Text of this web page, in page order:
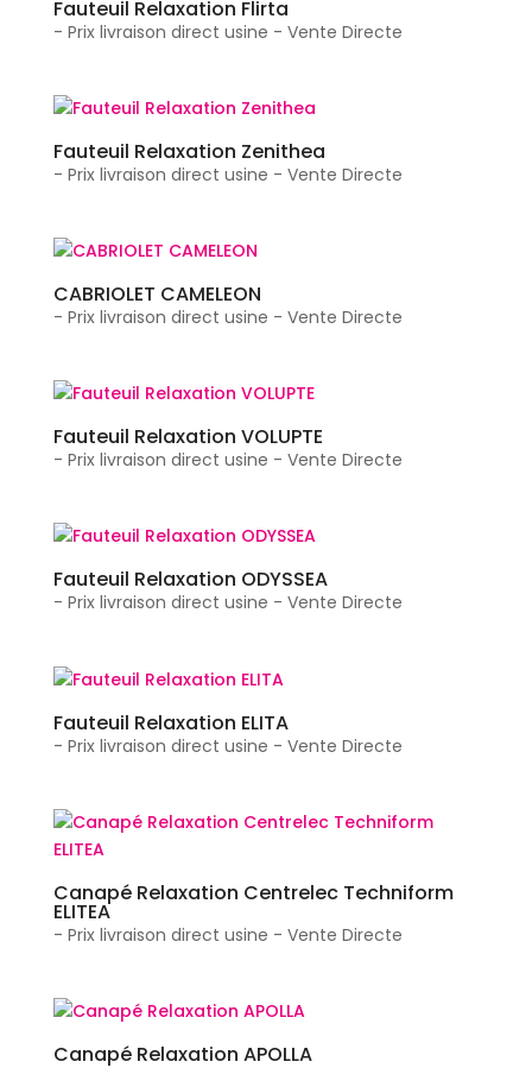
Fauteuil Relaxation Flirta
- Prix livraison direct usine - Vente Directe
Fauteuil Relaxation Zenithea
- Prix livraison direct usine - Vente Directe
CABRIOLET CAMELEON
- Prix livraison direct usine - Vente Directe
Fauteuil Relaxation VOLUPTE
- Prix livraison direct usine - Vente Directe
Fauteuil Relaxation ODYSSEA
- Prix livraison direct usine - Vente Directe
Fauteuil Relaxation ELITA
- Prix livraison direct usine - Vente Directe
Canapé Relaxation Centrelec Techniform
ELITEA
- Prix livraison direct usine - Vente Directe
Canapé Relaxation APOLLA